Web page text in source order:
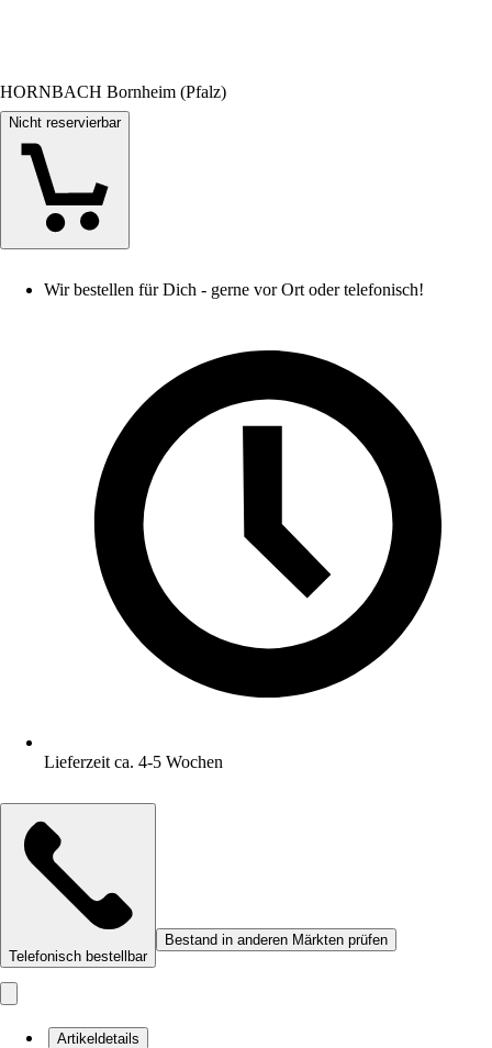
HORNBACH Bornheim (Pfalz)
Nicht reservierbar
Wir bestellen für Dich - gerne vor Ort oder telefonisch!
Lieferzeit ca. 4-5 Wochen
Telefonisch bestellbar
Bestand in anderen Märkten prüfen
Artikeldetails